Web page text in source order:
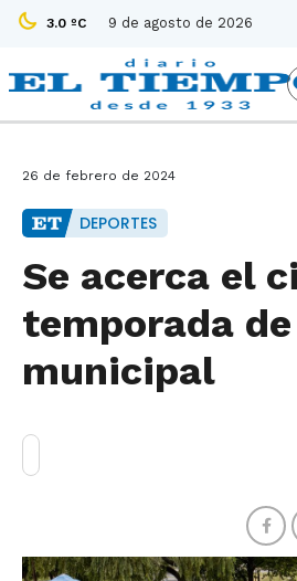
3.0 ºC 9 de agosto de 2026
26 de febrero de 2024
DEPORTES
Se acerca el
temporada
municipal